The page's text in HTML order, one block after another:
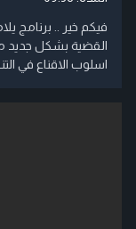
فيكم خير .. برنامج
القضية بشكل جديد من
اسلوب الاقناع في